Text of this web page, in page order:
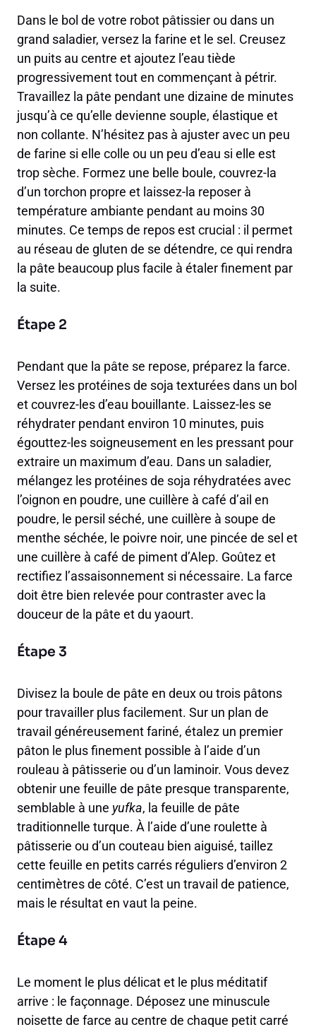
Dans le bol de votre robot pâtissier ou dans un
grand saladier, versez la farine et le sel. Creusez
un puits au centre et ajoutez l’eau tiède
progressivement tout en commençant à pétrir.
Travaillez la pâte pendant une dizaine de minutes
jusqu’à ce qu’elle devienne souple, élastique et
non collante. N’hésitez pas à ajuster avec un peu
de farine si elle colle ou un peu d’eau si elle est
trop sèche. Formez une belle boule, couvrez-la
d’un torchon propre et laissez-la reposer à
température ambiante pendant au moins 30
minutes. Ce temps de repos est crucial : il permet
au réseau de gluten de se détendre, ce qui rendra
la pâte beaucoup plus facile à étaler finement par
la suite.
Étape 2
Pendant que la pâte se repose, préparez la farce.
Versez les protéines de soja texturées dans un bol
et couvrez-les d’eau bouillante. Laissez-les se
réhydrater pendant environ 10 minutes, puis
égouttez-les soigneusement en les pressant pour
extraire un maximum d’eau. Dans un saladier,
mélangez les protéines de soja réhydratées avec
l’oignon en poudre, une cuillère à café d’ail en
poudre, le persil séché, une cuillère à soupe de
menthe séchée, le poivre noir, une pincée de sel et
une cuillère à café de piment d’Alep. Goûtez et
rectifiez l’assaisonnement si nécessaire. La farce
doit être bien relevée pour contraster avec la
douceur de la pâte et du yaourt.
Étape 3
Divisez la boule de pâte en deux ou trois pâtons
pour travailler plus facilement. Sur un plan de
travail généreusement fariné, étalez un premier
pâton le plus finement possible à l’aide d’un
rouleau à pâtisserie ou d’un laminoir. Vous devez
obtenir une feuille de pâte presque transparente,
semblable à une yufka, la feuille de pâte
traditionnelle turque. À l’aide d’une roulette à
pâtisserie ou d’un couteau bien aiguisé, taillez
cette feuille en petits carrés réguliers d’environ 2
centimètres de côté. C’est un travail de patience,
mais le résultat en vaut la peine.
Étape 4
Le moment le plus délicat et le plus méditatif
arrive : le façonnage. Déposez une minuscule
noisette de farce au centre de chaque petit carré